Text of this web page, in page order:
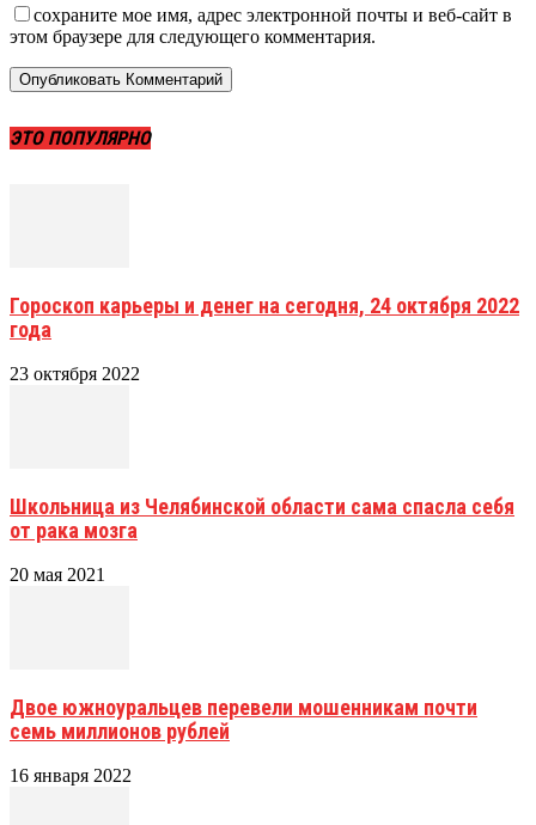
сохраните мое имя, адрес электронной почты и веб-сайт в
этом браузере для следующего комментария.
ЭТО ПОПУЛЯРНО
Гороскоп карьеры и денег на сегодня, 24 октября 2022
года
23 октября 2022
Школьница из Челябинской области сама спасла себя
от рака мозга
20 мая 2021
Двое южноуральцев перевели мошенникам почти
семь миллионов рублей
16 января 2022